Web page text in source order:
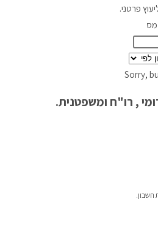
פרטני.
מס
Sorry,
, רו"ח ומשפטנית.